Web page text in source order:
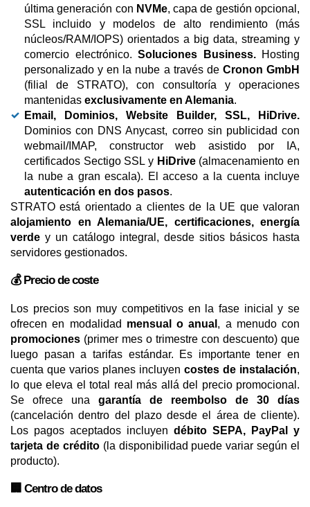
última generación con NVMe, capa de gestión opcional,
SSL incluido y modelos de alto rendimiento (más
núcleos/RAM/IOPS) orientados a big data, streaming y
comercio electrónico. Soluciones Business.Hosting
personalizado y en la nube a través de Cronon GmbH
(filial de STRATO), con consultoría y operaciones
mantenidas exclusivamente en Alemania.
Email, Dominios, Website Builder, SSL, HiDrive.
Dominios con DNS Anycast, correo sin publicidad con
webmail/IMAP, constructor web asistido por IA,
certificados Sectigo SSL y HiDrive(almacenamiento en
la nube a gran escala). El acceso a la cuenta incluye
autenticación en dos pasos.
STRATO está orientado a clientes de la UE que valoran
alojamiento en Alemania/UE, certificaciones, energía
verde y un catálogo integral, desde sitios básicos hasta
servidores gestionados.
💰 Precio de coste
Los precios son muy competitivos en la fase inicial y se
ofrecen en modalidad mensual o anual , a menudo con
promociones (primer mes o trimestre con descuento) que
luego pasan a tarifas estándar. Es importante tener en
cuenta que varios planes incluyen costes de instalación,
lo que eleva el total real más allá del precio promocional.
Se ofrece una garantía de reembolso de 30 días
(cancelación dentro del plazo desde el área de cliente).
Los pagos aceptados incluyen débito SEPA, PayPal y
tarjeta de crédito(la disponibilidad puede variar según el
producto).
🏢 Centro de datos